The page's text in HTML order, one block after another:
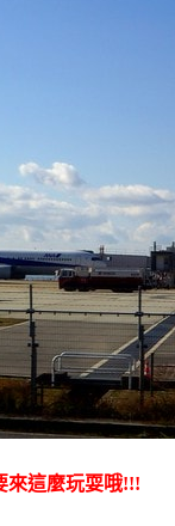
來這麼玩耍哦!!!